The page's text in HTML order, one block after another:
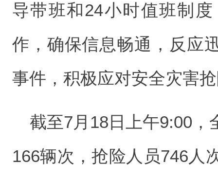
导带班和24小时值班制
作，确保信息畅通，反应
事件，积极应对安全灾害
截至7月18日上午9:00，
166辆次，抢险人员746人